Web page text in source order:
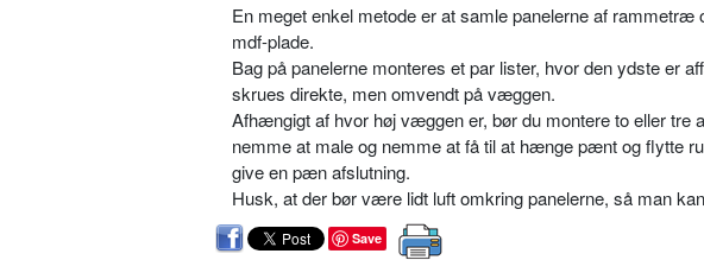
En meget enkel metode er at samle panelerne af
mdf-plade.
Bag på panelerne monteres et par lister, hvor den ydste er
skrues direkte, men omvendt på væggen.
Afhængigt af hvor høj væggen er, bør du montere to eller tre
nemme at male og nemme at få til at hænge pænt og flytte
give en pæn afslutning.
Husk, at der bør være lidt luft omkring panelerne, så man
Save